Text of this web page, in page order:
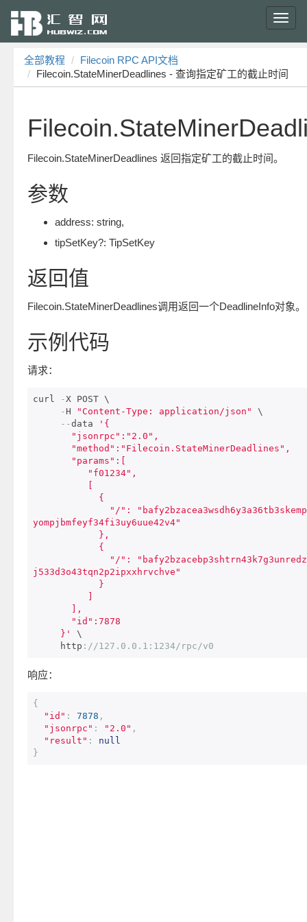
全部教程
Filecoin RPC API文档
Filecoin.StateMinerDeadlines - 查询指定矿工的截止时间
Filecoin.StateMinerDeadlines 返回指定矿工的截止时间。
参数
address: string,
tipSetKey?: TipSetKey
返回值
Filecoin.StateMinerDeadlines调用返回一个DeadlineInfo对象。
示例代码
请求：
curl -X POST \
- H "Content-Type: application/json"
\
--data
'{
yompjbmfeyf34fi3uy6uue42v4"
j533d3o43tqn2p2ipxxhrvchve"
     }'
\
     http
: //127.0.0.1:1234/rpc/v0
响应：
{
"id" : 7878 ,
"jsonrpc" : "2.0" ,
"result" :
null
}